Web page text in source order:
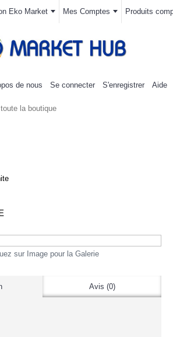
Eko Market Mes Comptes Produits
de nous Se connecter S'enregistrer Aide
sur Image pour la Galerie
Avis (0)